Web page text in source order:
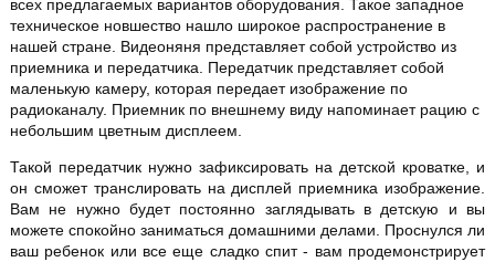
всех предлагаемых вариантов оборудования. Такое западное
техническое новшество нашло широкое распространение в
нашей стране. Видеоняня представляет собой устройство из
приемника и передатчика. Передатчик представляет собой
маленькую камеру, которая передает изображение по
радиоканалу. Приемник по внешнему виду напоминает рацию с
небольшим цветным дисплеем.
Такой передатчик нужно зафиксировать на детской кроватке, и
он сможет транслировать на дисплей приемника изображение.
Вам не нужно будет постоянно заглядывать в детскую и вы
можете спокойно заниматься домашними делами. Проснулся ли
ваш ребенок или все еще сладко спит - вам продемонстрирует